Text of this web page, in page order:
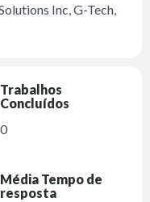
Inc, G-Tech,
Trabalhos
Concluídos
0
Média Tempo de
resposta